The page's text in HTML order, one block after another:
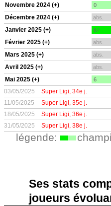
Novembre 2024 (+) 0
Décembre 2024 (+) abs.
Janvier 2025 (+) 67
Février 2025 (+) abs.
Mars 2025 (+) abs.
Avril 2025 (+) abs.
Mai 2025 (+) 6
03/05/2025 Super Ligi, 34e j.
11/05/2025
Super Ligi, 35e j.
18/05/2025
Super Ligi, 36e j.
31/05/2025
Super Ligi, 38e j.
légende:
Ses stats
joueurs